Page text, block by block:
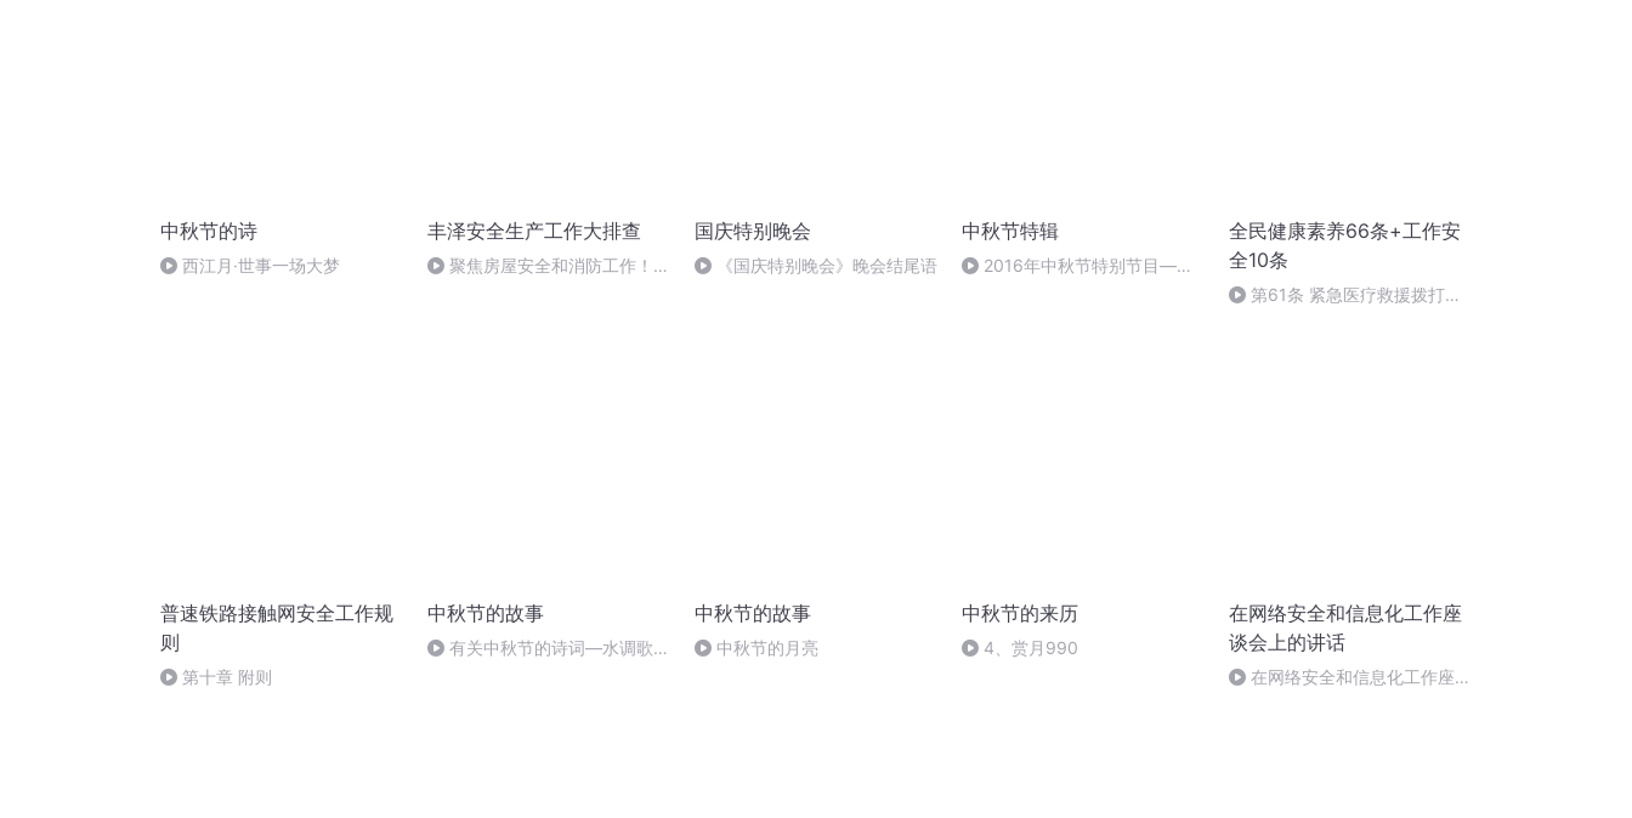
中秋节的诗
西江月·世事一场大梦
丰泽安全生产工作大排查
聚焦房屋安全和消防工作！区
国庆特别晚会
《国庆特别晚会》晚会结尾语
中秋节特辑
2016年中秋节特别节目—夏
全民健康素养66条+工作安
全10条
第61条 紧急医疗救援拨打
普速铁路接触网安全工作规
则
第十章 附则
中秋节的故事
有关中秋节的诗词―水调歌
中秋节的故事
中秋节的月亮
中秋节的来历
4、赏月990
在网络安全和信息化工作座
谈会上的讲话
在网络安全和信息化工作座谈